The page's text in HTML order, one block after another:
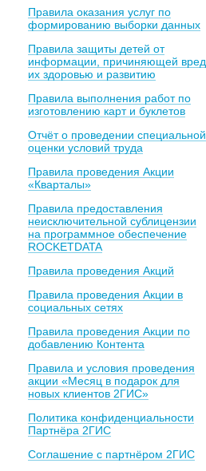
Правила оказания услуг по
формированию выборки данных
Правила защиты детей от
информации, причиняющей вред
их здоровью и развитию
Правила выполнения работ по
изготовлению карт и буклетов
Отчёт о проведении специальной
оценки условий труда
Правила проведения Акции
«Кварталы»
Правила предоставления
неисключительной сублицензии
на программное обеспечение
ROCKETDATA
Правила проведения Акций
Правила проведения Акции в
социальных сетях
Правила проведения Акции по
добавлению Контента
Правила и условия проведения
акции «Месяц в подарок для
новых клиентов 2ГИС»
Политика конфиденциальности
Партнёра 2ГИС
Соглашение с партнёром 2ГИС